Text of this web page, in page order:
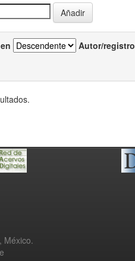
Autor/registro
México.